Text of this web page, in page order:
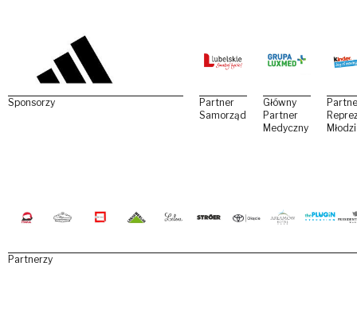
Sponsorzy
Partner
Samorządowy
Główny
Partner
Medyczny
Partnerzy